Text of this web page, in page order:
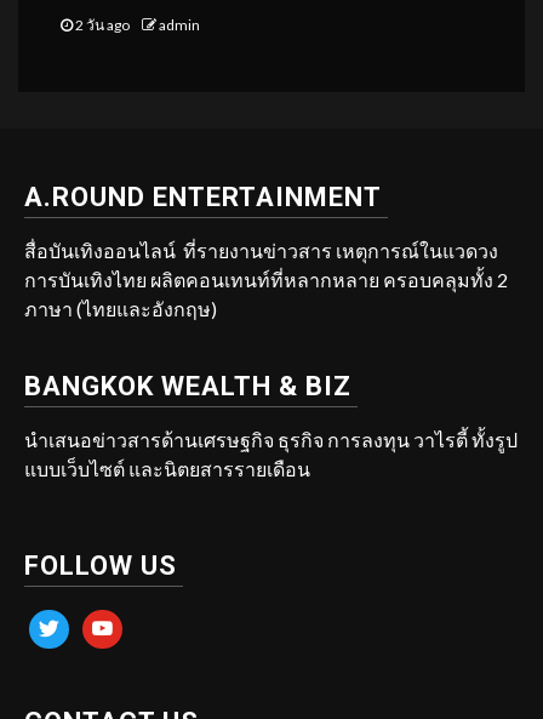
2 วัน ago admin
A.ROUND ENTERTAINMENT
สื่อบันเทิงออนไลน์ ที่รายงานข่าวสาร เหตุการณ์ในแวดวง
การบันเทิงไทย ผลิตคอนเทนท์ที่หลากหลาย ครอบคลุมทั้ง 2
ภาษา (ไทยและอังกฤษ)
BANGKOK WEALTH & BIZ
นำเสนอข่าวสารด้านเศรษฐกิจ ธุรกิจ การลงทุน วาไรตี้ ทั้งรูป
แบบเว็บไซต์ และนิตยสารรายเดือน
FOLLOW US
twitter youtube